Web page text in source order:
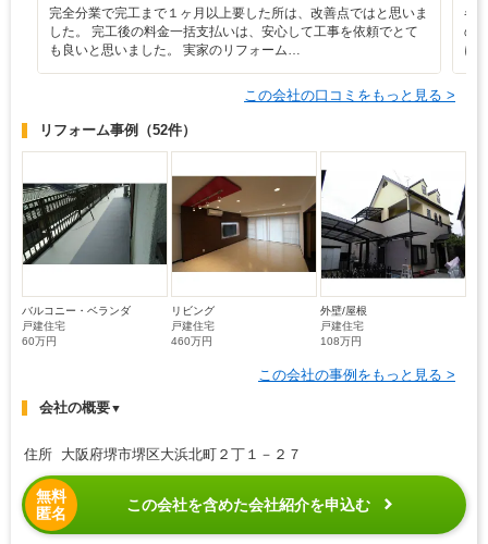
完全分業で完工まで１ヶ月以上要した所は、改善点ではと思いま
した。 完工後の料金一括支払いは、安心して工事を依頼でとて
も良いと思いました。 実家のリフォーム…
各
の
に
この会社の口コミをもっと見る >
リフォーム事例 （52件）
バルコニー・ベランダ
戸建住宅
60万円
リビング
戸建住宅
460万円
外壁/屋根
戸建住宅
108万円
この会社の事例をもっと見る >
会社の概要▼
住所 大阪府堺市堺区大浜北町２丁１－２７
無料
匿名
この会社を含めた会社紹介を申込む